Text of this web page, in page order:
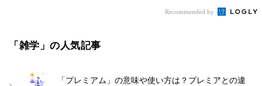
Recommended by
「雑学」の人気記事
「プレミアム」の意味や使い方は？プレミアとの違